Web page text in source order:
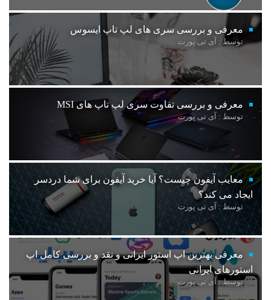
معرفی و بررسی سری های لپ تاپ ایسوس
توسط : آی تی پورت
معرفی و بررسی تفاوت سری لپ تاپ های MSI
توسط : آی تی پورت
معایب آیفون چیست؟ آیا خرید آیفون برای شما دردسر
ایجاد می کند؟
توسط : آی تی پورت
معرفی بهترین اپ استور ایرانی و نقد و بررسی کامل اپ
استورهای ایرانی
توسط : آی تی پورت